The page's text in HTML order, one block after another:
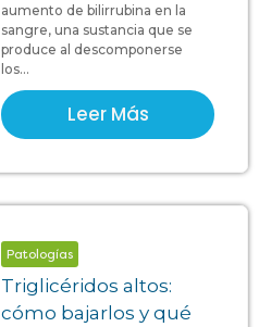
aumento de bilirrubina en la
sangre, una sustancia que se
produce al descomponerse
los...
Leer Más
Patologías
Triglicéridos altos:
cómo bajarlos y qué